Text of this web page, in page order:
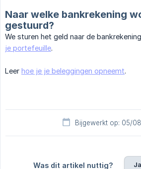
Naar welke bankrekening
gestuurd?
We sturen het geld naar de
je portefeuille.
Leer hoe je je beleggingen opneemt.
Bijgewerkt op: 05/
Was dit artikel nuttig? Ja